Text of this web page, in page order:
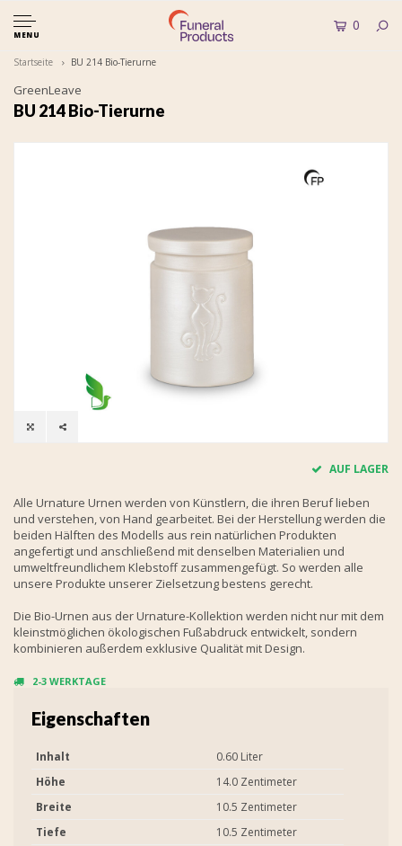
MENU
0
Startseite BU 214 Bio-Tierurne
GreenLeave
BU 214 Bio-Tierurne
AUF LAGER
Alle Urnature Urnen werden von Künstlern, die ihren Beruf lieben
und verstehen, von Hand gearbeitet. Bei der Herstellung werden die
beiden Hälften des Modells aus rein natürlichen Produkten
angefertigt und anschließend mit denselben Materialien und
umweltfreundlichem Klebstoff zusammengefügt. So werden alle
unsere Produkte unserer Zielsetzung bestens gerecht.
Die Bio-Urnen aus der Urnature-Kollektion werden nicht nur mit dem
kleinstmöglichen ökologischen Fußabdruck entwickelt, sondern
kombinieren außerdem exklusive Qualität mit Design.
2-3 WERKTAGE
Eigenschaften
Inhalt
0.60 Liter
Höhe
14.0 Zentimeter
Breite
10.5 Zentimeter
Tiefe
10.5 Zentimeter